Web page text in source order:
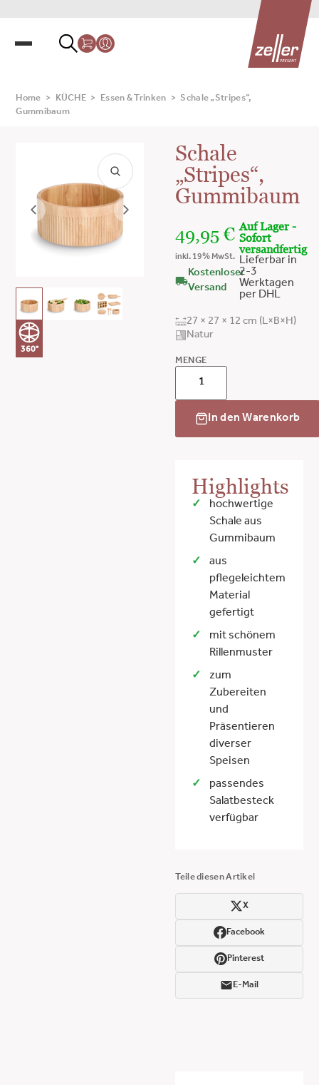
Home > KÜCHE > Essen & Trinken > Schale „Stripes“,
Gummibaum
360°
Schale
„Stripes“,
Gummibaum
49,95€
inkl. 19% MwSt.
Kostenloser
Versand
Auf Lager -
Sofort
versandfertig
Lieferbar in
2-3
Werktagen
per DHL
27 × 27 × 12 cm (L×B×H)
Natur
MENGE
In den Warenkorb
Highlights
hochwertige
Schale aus
Gummibaum
aus
pflegeleichtem
Material
gefertigt
mit schönem
Rillenmuster
zum
Zubereiten
und
Präsentieren
diverser
Speisen
passendes
Salatbesteck
verfügbar
Teile diesen Artikel
X
Facebook
Pinterest
E-Mail